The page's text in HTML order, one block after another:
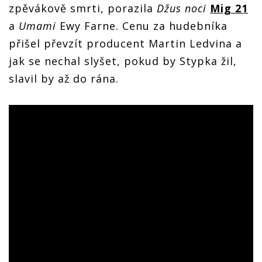
zpěvákově smrti, porazila Džus noci Mig 21
a Umami Ewy Farne. Cenu za hudebníka
přišel převzít producent Martin Ledvina a
jak se nechal slyšet, pokud by Stypka žil,
slavil by až do rána.